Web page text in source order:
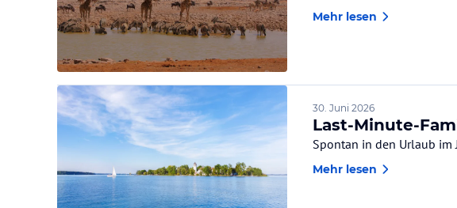
Mehr lesen
30. Juni 2026
Last-Minute-
Spontan in den Urlaub im
Mehr lesen